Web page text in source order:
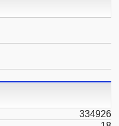
334926